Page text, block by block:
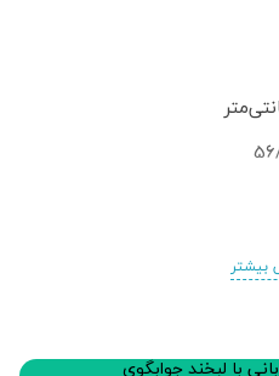
بیشتر
با لبخند جوابگوی